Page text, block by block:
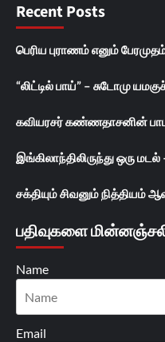
Recent Posts
பெரிய புராணம் எனும்
“லிட்டில் பாய்” – சுடோமு
கவியரசர் கண்ணதாசனின்
இங்கிலாந்திலிருந்து ஒரு மடல்
சக்தியும் சிவனும் நித்தியம்
பதிவுகளை
Name
Email